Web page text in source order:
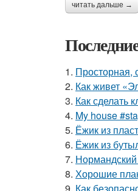
читать дальше →
1. Просторная,
2. Как живет
3. Как сделать
4. My house
5. Ёжик из
6. Ёжик из
7. Нормандский
8. Хорошие